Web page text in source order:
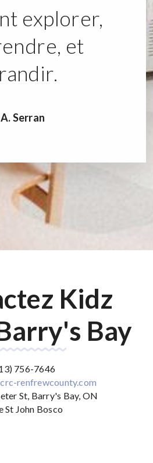
explorer,
et
A. Serran
Kidz
Bay
756-7646
renfrewcounty.com
St, Barry's Bay, ON
St John Bosco